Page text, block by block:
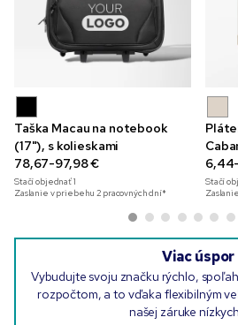
Taška Macau na notebook
(17"), s kolieskami
78,67-97,98 €
Stačí objednať1
Zaslanie v priebehu 2 pracovných dní*
Stačí
Viac úspor
Vybudujte svoju značku rýchlo,
rozpočtom, a to vďaka flexibilným
našej záruke